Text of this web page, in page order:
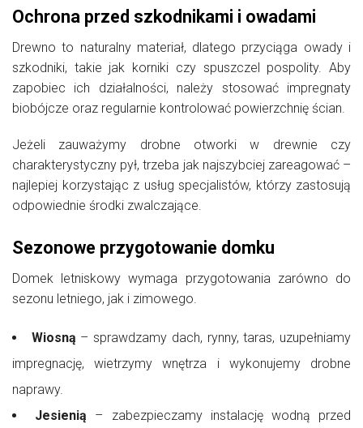
Ochrona przed szkodnikami i owadami
Drewno to naturalny materiał, dlatego przyciąga owady i
szkodniki, takie jak korniki czy spuszczel pospolity. Aby
zapobiec ich działalności, należy stosować impregnaty
biobójcze oraz regularnie kontrolować powierzchnię ścian.
Jeżeli zauważymy drobne otworki w drewnie czy
charakterystyczny pył, trzeba jak najszybciej zareagować –
najlepiej korzystając z usług specjalistów, którzy zastosują
odpowiednie środki zwalczające.
Sezonowe przygotowanie domku
Domek letniskowy wymaga przygotowania zarówno do
sezonu letniego, jak i zimowego.
Wiosną – sprawdzamy dach, rynny, taras, uzupełniamy
impregnację, wietrzymy wnętrza i wykonujemy drobne
naprawy.
Jesienią – zabezpieczamy instalację wodną przed